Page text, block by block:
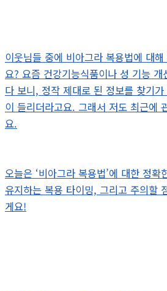
이웃님들 중에 비아그라 복용법에 대
요? 요즘 건강기능식품이나 성 기능
다 보니, 정작 제대로 된 정보를 찾기
이 들리더라고요. 그래서 저도 최근에
요.
오늘은 ‘비아그라 복용법’에 대한 정
유지하는 복용 타이밍, 그리고 주의할
게요!